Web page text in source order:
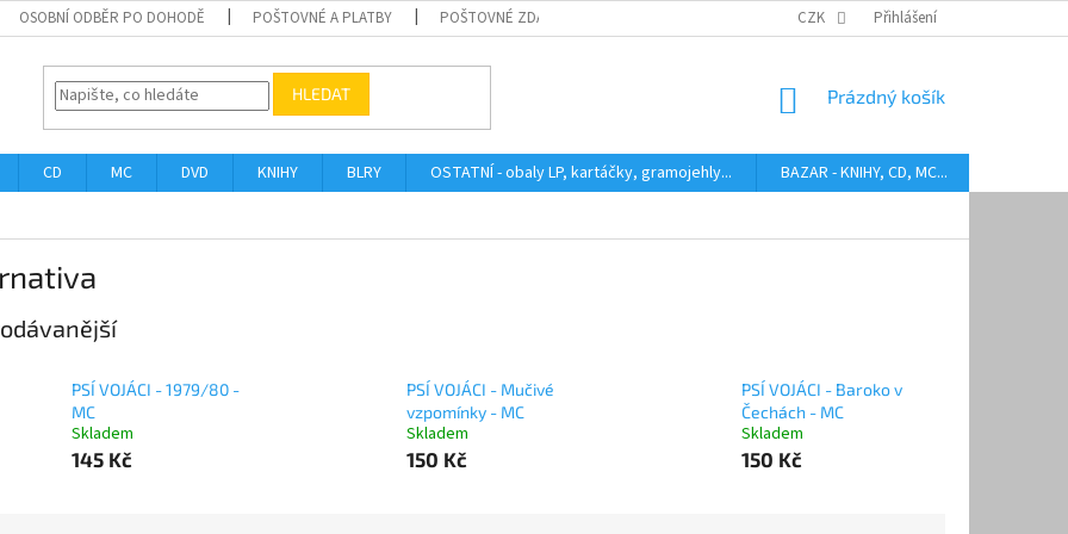
OSOBNÍ ODBĚR PO DOHODĚ POŠTOVNÉ A PLATBY POŠTOVNÉ ZDARMA HODNOCENÍ STAVU BAZAROVÝCH LP AUDIOKAZETY ANEB
CZK Přihlášení
HLEDAT
NÁKUPNÍ
Prázdný košík
CD MC DVD KNIHY BLRY OSTATNÍ - obaly LP, kartáčky, gramojehly... BAZAR - KNIHY, CD, MC...
PSÍ VOJÁCI - 1979/80 -
MC
Skladem
145 Kč
PSÍ VOJÁCI - Mučivé
vzpomínky - MC
Skladem
150 Kč
PSÍ VOJÁCI - Baroko v
Čechách - MC
Skladem
150 Kč